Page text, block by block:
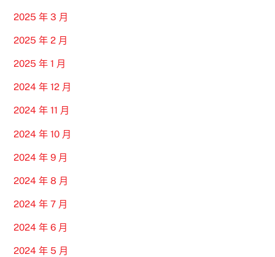
2025 年 3 月
2025 年 2 月
2025 年 1 月
2024 年 12 月
2024 年 11 月
2024 年 10 月
2024 年 9 月
2024 年 8 月
2024 年 7 月
2024 年 6 月
2024 年 5 月